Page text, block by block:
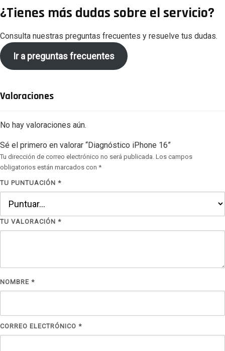
¿Tienes más dudas sobre el servicio?
Consulta nuestras preguntas frecuentes y resuelve tus dudas.
Ir a preguntas frecuentes
Valoraciones
No hay valoraciones aún.
Sé el primero en valorar “Diagnóstico iPhone 16”
Tu dirección de correo electrónico no será publicada. Los campos
obligatorios están marcados con *
TU PUNTUACIÓN *
TU VALORACIÓN *
NOMBRE *
CORREO ELECTRÓNICO *